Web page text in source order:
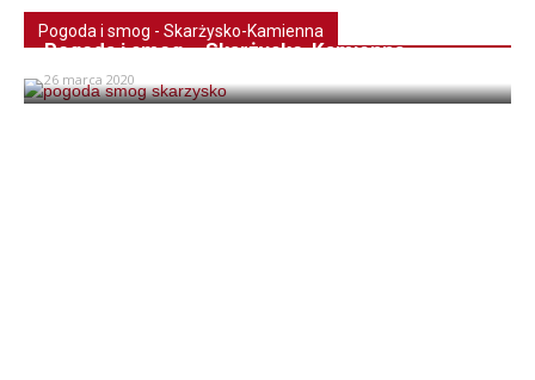
Pogoda i smog - Skarżysko-Kamienna
Pogoda i smog – Skarżysko-Kamienna
26 marca 2020